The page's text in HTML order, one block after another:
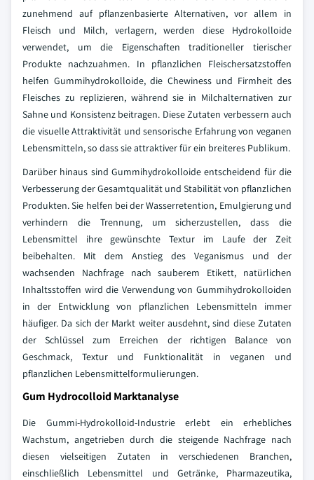
zunehmend auf pflanzenbasierte Alternativen, vor allem in
Fleisch und Milch, verlagern, werden diese Hydrokolloide
verwendet, um die Eigenschaften traditioneller tierischer
Produkte nachzuahmen. In pflanzlichen Fleischersatzstoffen
helfen Gummihydrokolloide, die Chewiness und Firmheit des
Fleisches zu replizieren, während sie in Milchalternativen zur
Sahne und Konsistenz beitragen. Diese Zutaten verbessern auch
die visuelle Attraktivität und sensorische Erfahrung von veganen
Lebensmitteln, so dass sie attraktiver für ein breiteres Publikum.
Darüber hinaus sind Gummihydrokolloide entscheidend für die
Verbesserung der Gesamtqualität und Stabilität von pflanzlichen
Produkten. Sie helfen bei der Wasserretention, Emulgierung und
verhindern die Trennung, um sicherzustellen, dass die
Lebensmittel ihre gewünschte Textur im Laufe der Zeit
beibehalten. Mit dem Anstieg des Veganismus und der
wachsenden Nachfrage nach sauberem Etikett, natürlichen
Inhaltsstoffen wird die Verwendung von Gummihydrokolloiden
in der Entwicklung von pflanzlichen Lebensmitteln immer
häufiger. Da sich der Markt weiter ausdehnt, sind diese Zutaten
der Schlüssel zum Erreichen der richtigen Balance von
Geschmack, Textur und Funktionalität in veganen und
pflanzlichen Lebensmittelformulierungen.
Gum Hydrocolloid Marktanalyse
Die Gummi-Hydrokolloid-Industrie erlebt ein erhebliches
Wachstum, angetrieben durch die steigende Nachfrage nach
diesen vielseitigen Zutaten in verschiedenen Branchen,
einschließlich Lebensmittel und Getränke, Pharmazeutika,